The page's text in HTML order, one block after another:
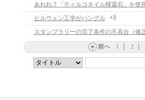
あれれ？「ティルコネイル帰還石」を使
ヒルウェン工学がハングル
+3
前へ 1 2